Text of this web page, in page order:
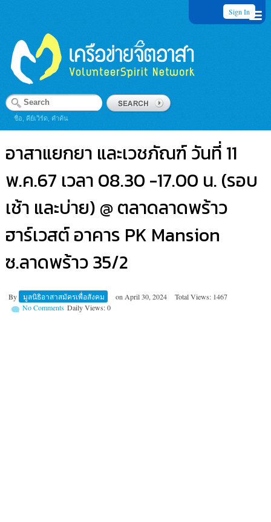
Sign In
ชื่อ, คีย์เวิร์ด, คำค้น
อาสาแยกยา และเวชภัณฑ์ วันที่ 11
พ.ค.67 เวลา 08.30 -17.00 น. (รอบ
เช้า และบ่าย) @ ตลาดลาดพร้าว
ฮาร์เวสต์ อาคาร PK Mansion
ซ.ลาดพร้าว 35/2
By มูลนิธิอาสาสมัครเพื่อสังคม on April 30, 2024
Total Views: 1467
Daily Views: 0
No Comments